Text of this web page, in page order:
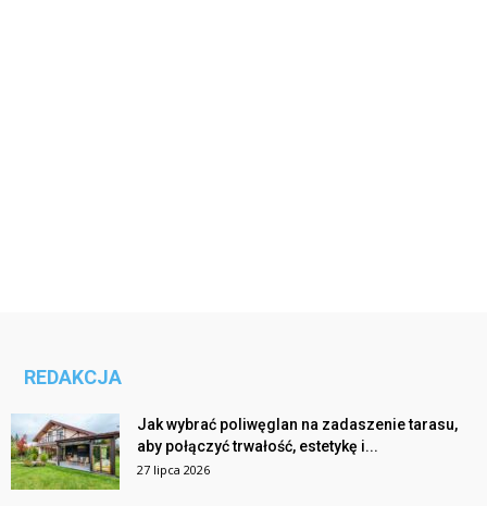
REDAKCJA
Jak wybrać poliwęglan na zadaszenie tarasu,
aby połączyć trwałość, estetykę i...
27 lipca 2026